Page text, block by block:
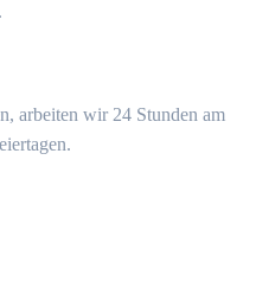
arbeiten wir 24 Stunden am